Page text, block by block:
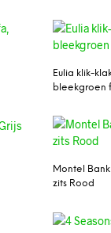
Eulia klik-
bleekgroen
Montel
zits Rood